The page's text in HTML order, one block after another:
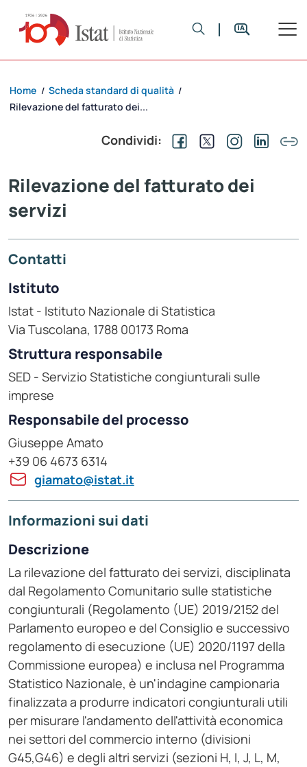
Home / Scheda standard di qualità /
Rilevazione del fatturato dei...
Condividi:
Rilevazione del fatturato dei
servizi
Contatti
Istituto
Istat - Istituto Nazionale di Statistica
Via Tuscolana, 1788 00173 Roma
Struttura responsabile
SED - Servizio Statistiche congiunturali sulle
imprese
Responsabile del processo
Giuseppe Amato
+39 06 4673 6314
giamato@istat.it
Informazioni sui dati
Descrizione
La rilevazione del fatturato dei servizi, disciplinata
dal Regolamento Comunitario sulle statistiche
congiunturali (Regolamento (UE) 2019/2152 del
Parlamento europeo e del Consiglio e successivo
regolamento di esecuzione (UE) 2020/1197 della
Commissione europea) e inclusa nel Programma
Statistico Nazionale, è un'indagine campionaria
finalizzata a produrre indicatori congiunturali utili
per misurare l'andamento dell'attività economica
nei settori del commercio interno (divisioni
G45,G46) e degli altri servizi (sezioni H, I, J, L, M,